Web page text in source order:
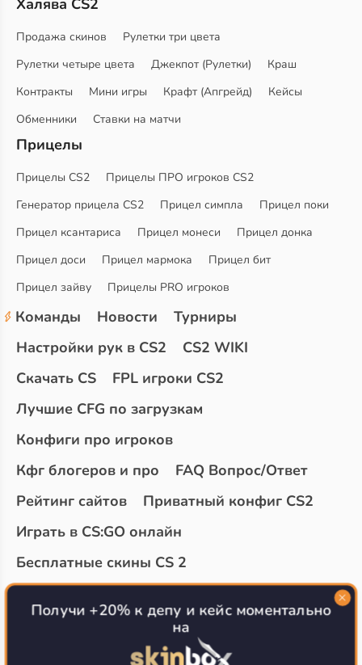
Халява CS2
Продажа скинов
Рулетки три цвета
Рулетки четыре цвета
Джекпот (Рулетки)
Краш
Контракты
Мини игры Крафт (Апгрейд)
Кейсы
Обменники
Ставки на матчи
Прицелы
Прицелы CS2
Прицелы ПРО игроков CS2
Генератор прицела CS2
Прицел симпла
Прицел поки
Прицел ксантариса
Прицел монеси
Прицел донка
Прицел доси
Прицел мармока
Прицел бит
Прицел зайву
Прицелы PRO игроков
Команды Новости
Турниры
Настройки рук в CS2
CS2 WIKI
Скачать CS
FPL игроки CS2
Лучшие CFG по загрузкам
Конфиги про игроков
Кфг блогеров и про
FAQ Вопрос/Ответ
Рейтинг сайтов
Приватный конфиг CS2
Играть в CS:GO онлайн
Бесплатные скины CS 2
Получи +20% к депу и кейс моментально
на